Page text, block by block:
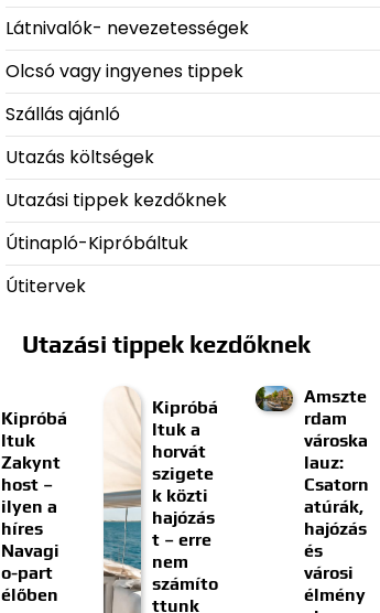
Látnivalók- nevezetességek
Olcsó vagy ingyenes tippek
Szállás ajánló
Utazás költségek
Utazási tippek kezdőknek
Útinapló-Kipróbáltuk
Útitervek
Utazási tippek kezdőknek
Kipróbá
ltuk
Zakynt
host –
ilyen a
híres
Navagi
o-part
élőben
Kipróbá
ltuk a
horvát
szigete
k közti
hajózás
t – erre
nem
számíto
ttunk
Amszte
rdam
városka
lauz:
Csatorn
atúrák,
hajózás
és
városi
élmény